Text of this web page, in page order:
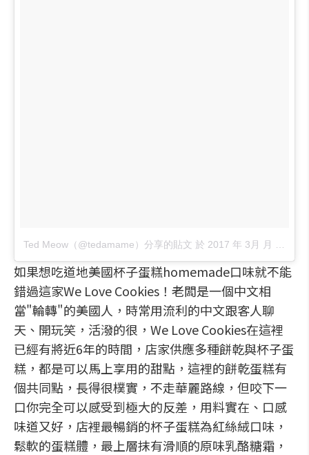
Ted Meow（@tedamame）分享的貼文 於 2017 年 3月 月 6 7:26上午 PST
如果想吃道地美國杯子蛋糕homemade口味就不能
錯過這家We Love Cookies！老闆是一個中文相
當"輪轉"的美國人，時常用流利的中文跟客人聊
天、開玩笑，活潑的很，We Love Cookies在這裡
已經有將近6年的時間，店家供應多種餅乾與杯子蛋
糕，都是可以馬上享用的甜點，這裡的餅乾蛋糕有
個共同點，長得很樸實，不走華麗路線，但咬下一
口你完全可以感受到極大的反差，用料實在、口感
味道又好，店裡最暢銷的杯子蛋糕為紅絲絨口味，
鬆軟的蛋糕體，最上層抹有滑順的原味乳酪糖霜，